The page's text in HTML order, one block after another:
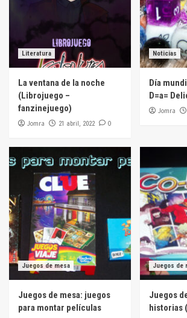
Literatura
La ventana de la noche
(Librojuego –
fanzinejuego)
Jomra 21 abril, 2022 0
Noticias
Día
D=a=
Jomra
Juegos de mesa
Juegos de mesa: juegos
para montar películas
Juegos de
Juegos
historias